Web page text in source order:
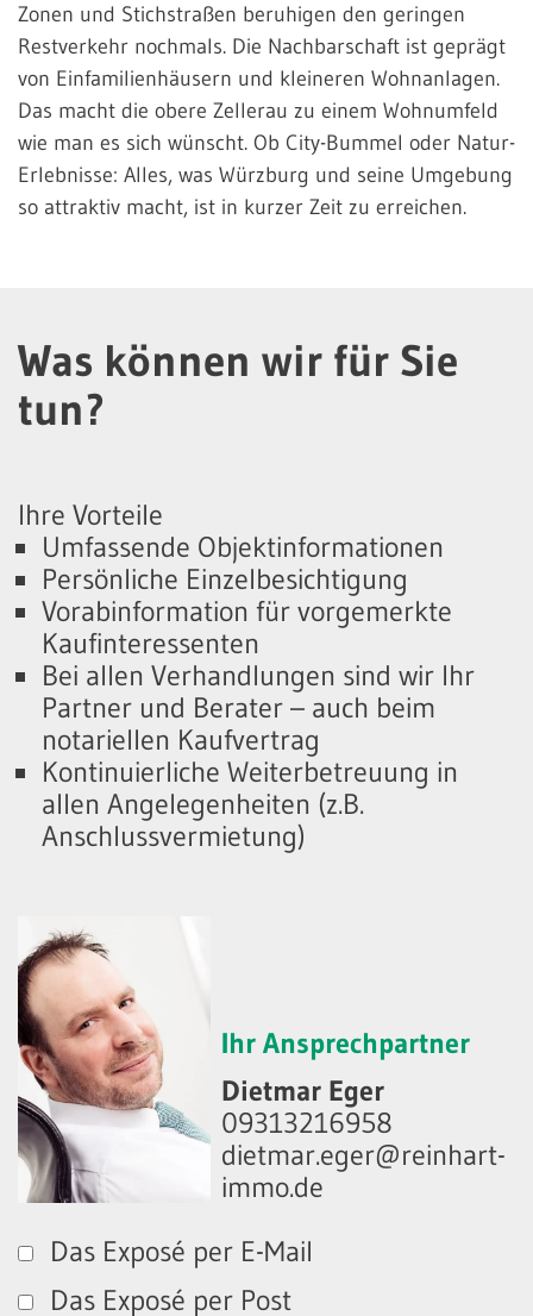
Zonen und Stichstraßen beruhigen den geringen
Restverkehr nochmals. Die Nachbarschaft ist geprägt
von Einfamilienhäusern und kleineren Wohnanlagen.
Das macht die obere Zellerau zu einem Wohnumfeld
wie man es sich wünscht. Ob City-Bummel oder Natur-
Erlebnisse: Alles, was Würzburg und seine Umgebung
so attraktiv macht, ist in kurzer Zeit zu erreichen.
Was können wir für Sie
tun?
Ihre Vorteile
Umfassende Objektinformationen
Persönliche Einzelbesichtigung
Vorabinformation für vorgemerkte
Kaufinteressenten
Bei allen Verhandlungen sind wir Ihr
Partner und Berater – auch beim
notariellen Kaufvertrag
Kontinuierliche Weiterbetreuung in
allen Angelegenheiten (z.B.
Anschlussvermietung)
Ihr Ansprechpartner
Dietmar Eger
09313216958
dietmar.eger@reinhart-
immo.de
Das Exposé per E-Mail
Das Exposé per Post